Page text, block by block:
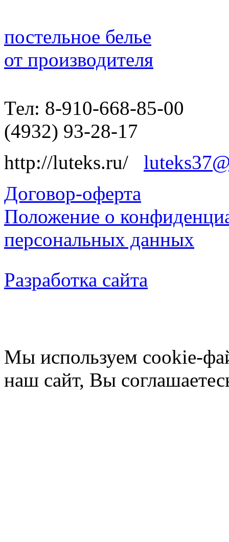
постельное белье
от производителя
Тел: 8-910-668-85-00
(4932) 93-28-17
http://luteks.ru/
Договор-оферта
Положение о
персональных данных
Разработка сайта
Мы используем cookie-
наш сайт, Вы